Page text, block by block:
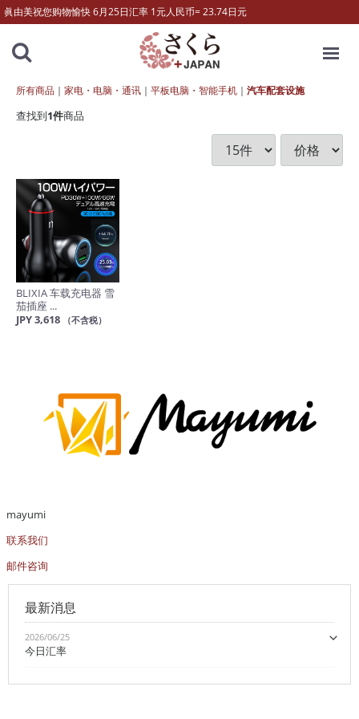
眞由美祝您购物愉快 6月25日汇率 1元人民币= 23.74日元
所有商品 家电・电脑・通讯 平板电脑・智能手机 汽车配套设施
查找到1件商品
BLIXIA 车载充电器 雪
茄插座 ...
JPY 3,618
（不含税）
mayumi
联系我们
邮件咨询
最新消息
2026/06/25
今日汇率